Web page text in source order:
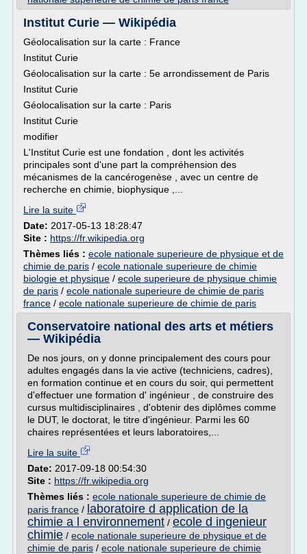
Institut Curie — Wikipédia
Géolocalisation sur la carte : France
Institut Curie
Géolocalisation sur la carte : 5e arrondissement de Paris
Institut Curie
Géolocalisation sur la carte : Paris
Institut Curie
modifier
L'Institut Curie est une fondation , dont les activités
principales sont d'une part la compréhension des
mécanismes de la cancérogenèse , avec un centre de
recherche en chimie, biophysique ,...
Lire la suite
Date: 2017-05-13 18:28:47
Site : https://fr.wikipedia.org
Thèmes liés : ecole nationale superieure de physique et de
chimie de paris / ecole nationale superieure de chimie
biologie et physique / ecole superieure de physique chimie
de paris / ecole nationale superieure de chimie de paris
france / ecole nationale superieure de chimie de paris
Conservatoire national des arts et métiers
— Wikipédia
De nos jours, on y donne principalement des cours pour
adultes engagés dans la vie active (techniciens, cadres),
en formation continue et en cours du soir, qui permettent
d'effectuer une formation d' ingénieur , de construire des
cursus multidisciplinaires , d'obtenir des diplômes comme
le DUT, le doctorat, le titre d'ingénieur. Parmi les 60
chaires représentées et leurs laboratoires,...
Lire la suite
Date: 2017-09-18 00:54:30
Site : https://fr.wikipedia.org
Thèmes liés : ecole nationale superieure de chimie de
paris france / laboratoire d application de la
chimie a l environnement / ecole d ingenieur
chimie / ecole nationale superieure de physique et de
chimie de paris / ecole nationale superieure de chimie